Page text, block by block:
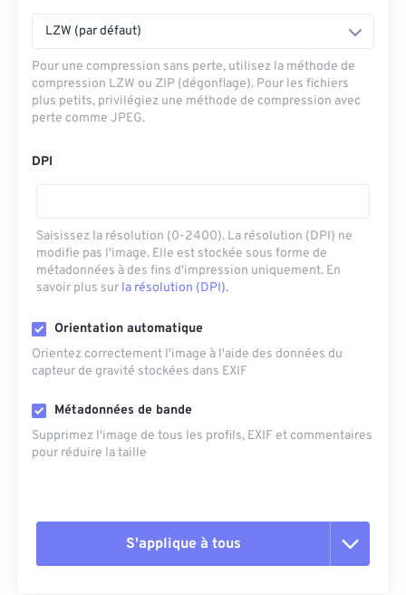
LZW (par défaut)
Pour une compression sans perte, utilisez la méthode de
compression LZW ou ZIP (dégonflage). Pour les fichiers
plus petits, privilégiez une méthode de compression avec
perte comme JPEG.
DPI
Saisissez la résolution (0-2400). La résolution (DPI) ne
modifie pas l'image. Elle est stockée sous forme de
métadonnées à des fins d'impression uniquement. En
savoir plus sur la résolution (DPI).
Orientation automatique
Orientez correctement l'image à l'aide des données du
capteur de gravité stockées dans EXIF
Métadonnées de bande
Supprimez l'image de tous les profils, EXIF ​​et commentaires
pour réduire la taille
S'applique à tous